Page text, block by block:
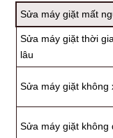
Sửa máy giặt mất
Sửa máy giặt thời
lâu
Sửa máy giặt không
Sửa máy giặt không